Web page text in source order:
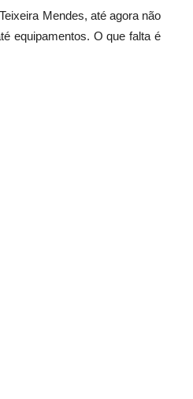
Mendes, até agora não
equipamentos. O que falta é